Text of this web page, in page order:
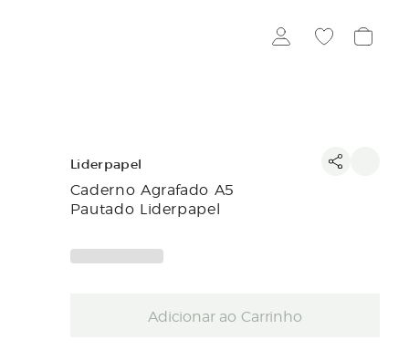
Liderpapel
Caderno Agrafado A5
Pautado Liderpapel
Adicionar ao Carrinho